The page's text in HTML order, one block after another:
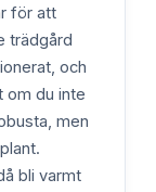
för att
trädgård
och
om du inte
men
bli varmt